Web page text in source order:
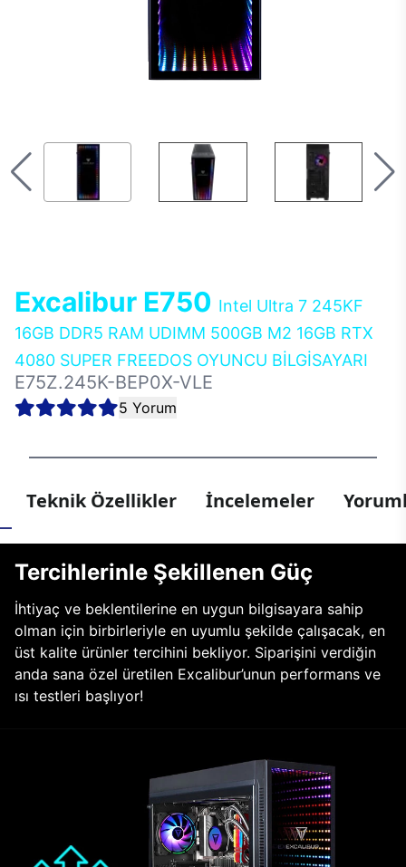
Excalibur E750 Intel Ultra 7 245KF
16GB DDR5 RAM UDIMM 500GB M2 16GB RTX
4080 SUPER FREEDOS OYUNCU BİLGİSAYARI
E75Z.245K-BEP0X-VLE
5 Yorum
Teknik Özellikler İncelemeler
Tercihlerinle Şekillenen Güç
İhtiyaç ve beklentilerine en uygun bilgisayara sahip
olman için birbirleriyle en uyumlu şekilde çalışacak, en
üst kalite ürünler tercihini bekliyor. Siparişini verdiğin
anda sana özel üretilen Excalibur’unun performans ve
ısı testleri başlıyor!